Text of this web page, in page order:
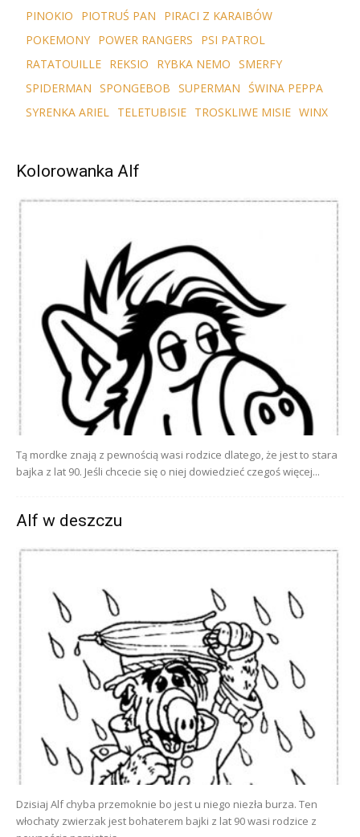
PINOKIO
PIOTRUŚ PAN
PIRACI Z KARAIBÓW
POKEMONY POWER RANGERS
PSI PATROL
RATATOUILLE REKSIO RYBKA NEMO SMERFY
SPIDERMAN SPONGEBOB SUPERMAN ŚWINA PEPPA
SYRENKA ARIEL TELETUBISIE TROSKLIWE MISIE WINX
Kolorowanka Alf
Tą mordke znają z pewnością wasi rodzice dlatego, że jest to stara
bajka z lat 90. Jeśli chcecie się o niej dowiedzieć czegoś więcej...
Alf w deszczu
Dzisiaj Alf chyba przemoknie bo jest u niego niezła burza. Ten
włochaty zwierzak jest bohaterem bajki z lat 90 wasi rodzice z